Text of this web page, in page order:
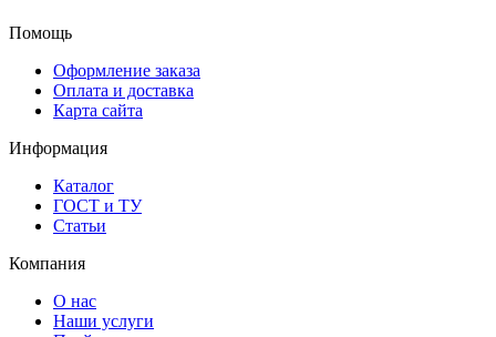
Помощь
Оформление заказа
Оплата и доставка
Карта сайта
Информация
Каталог
ГОСТ и ТУ
Статьи
Компания
О нас
Наши услуги